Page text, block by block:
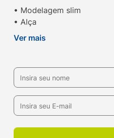
• Modelagem slim
• Alça
• Bolsos internos e externos
Ver mais